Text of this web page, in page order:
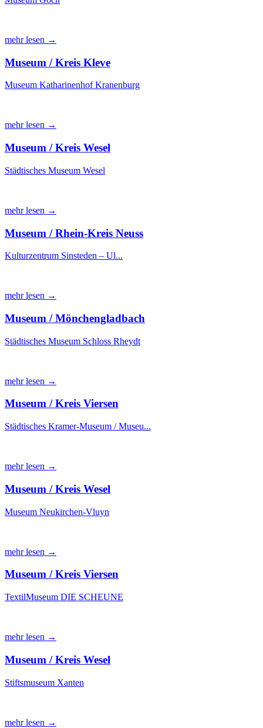
mehr lesen →
Museum / Kreis Kleve
Museum Katharinenhof Kranenburg
mehr lesen →
Museum / Kreis Wesel
Städtisches Museum Wesel
mehr lesen →
Museum / Rhein-Kreis Neuss
Kulturzentrum Sinsteden – Ul...
mehr lesen →
Museum / Mönchengladbach
Städtisches Museum Schloss Rheydt
mehr lesen →
Museum / Kreis Viersen
Städtisches Kramer-Museum / Museu...
mehr lesen →
Museum / Kreis Wesel
Museum Neukirchen-Vluyn
mehr lesen →
Museum / Kreis Viersen
TextilMuseum DIE SCHEUNE
mehr lesen →
Museum / Kreis Wesel
Stiftsmuseum Xanten
mehr lesen →